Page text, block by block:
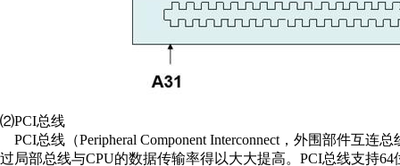
⑵PCI总线
PCI总线（Peripheral Component Interconnect，外围部件互
过局部总线与CPU的数据传输率得以大大提高。PCI总线支持